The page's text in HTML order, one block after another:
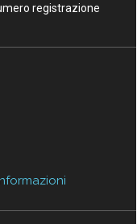
registrazione